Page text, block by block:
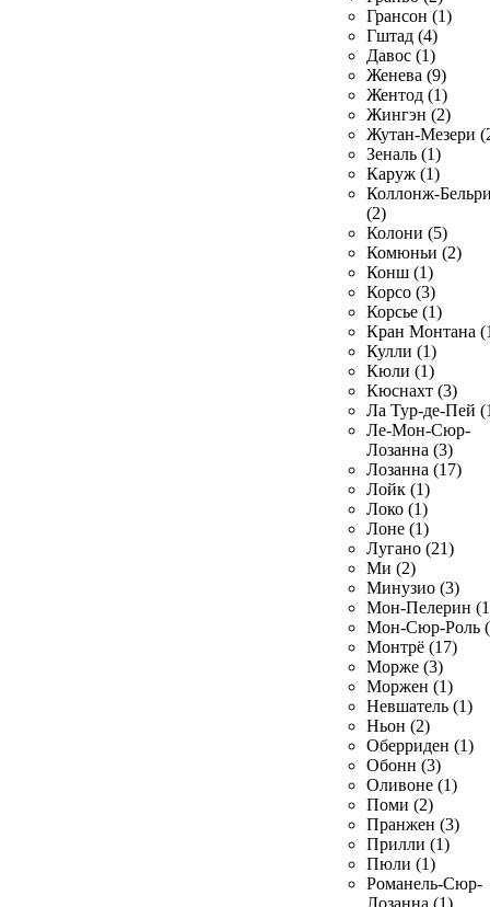
Грансон (1)
Гштад (4)
Давос (1)
Женева (9)
Жентод (1)
Жингэн (2)
Жутан-Мезери
Зеналь (1)
Каруж (1)
Коллонж-
(2)
Колони (5)
Комюньи (2)
Конш (1)
Корсо (3)
Корсье (1)
Кран Монтана
Кулли (1)
Кюли (1)
Кюснахт (3)
Ла Тур-де-Пей
Ле-Мон-Сюр-
Лозанна (3)
Лозанна (17)
Лойк (1)
Локо (1)
Лоне (1)
Лугано (21)
Ми (2)
Минузио (3)
Мон-Пелерин
Мон-Сюр-Роль
Монтрё (17)
Морже (3)
Моржен (1)
Невшатель (1)
Ньон (2)
Оберриден (1)
Обонн (3)
Оливоне (1)
Поми (2)
Пранжен (3)
Прилли (1)
Пюли (1)
Романель-Сюр-
Лозанна (1)